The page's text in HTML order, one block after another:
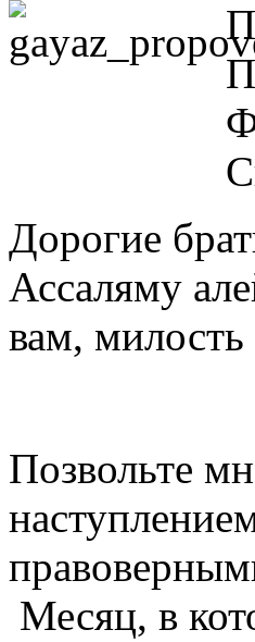
Дорогие
Ассаляму
вам, милость
Позвольте
Месяц, в